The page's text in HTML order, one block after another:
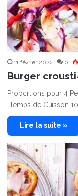
11 février 2022 0
Burger
Proportions pour 4
Temps de Cuisson
Lire la suite »